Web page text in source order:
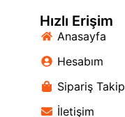
Hızlı Erişim
Anasayfa
Hesabım
Sipariş Takip
İletişim